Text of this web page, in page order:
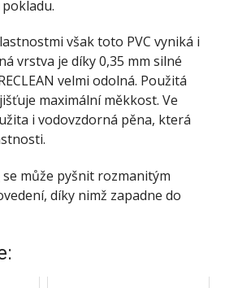
však toto PVC vyniká i
vrstva je díky 0,35 mm silné
velmi odolná. Použitá
maximální měkkost. Ve
i vodovzdorná pěna, která
se může pyšnit rozmanitým
díky nimž zapadne do